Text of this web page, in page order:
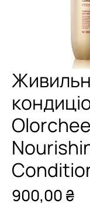
900,00 ₴